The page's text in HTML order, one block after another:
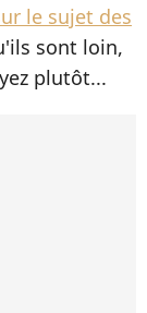
le sujet des
sont loin,
plutôt...